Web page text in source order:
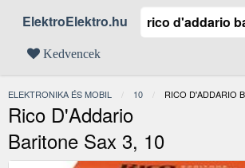
ElektroElektro.hu
Kedvencek
ELEKTRONIKA ÉS MOBIL 10 JELENLEGI:
RICO D'ADDARIO
Rico D'Addario
Baritone Sax 3, 10